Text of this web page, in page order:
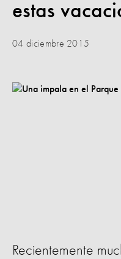
estas
04 diciembre 2015
Recientemente